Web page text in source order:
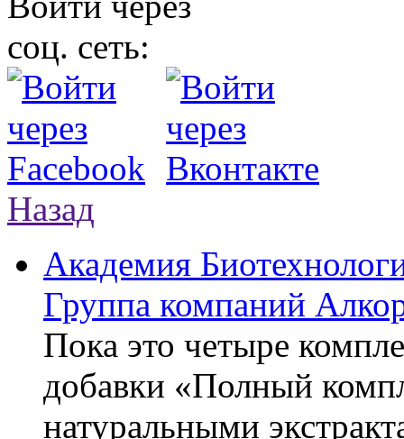
соц. сеть:
Назад
Академия
Группа компаний
Пока это четыре
добавки «Полный
натуральными